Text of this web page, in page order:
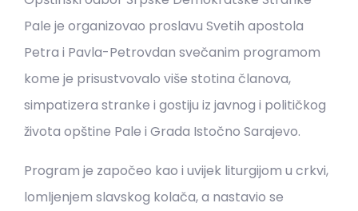
Pale je organizovao proslavu Svetih apostola
Petra i Pavla-Petrovdan svečanim programom
kome je prisustvovalo više stotina članova,
simpatizera stranke i gostiju iz javnog i političkog
života opštine Pale i Grada Istočno Sarajevo.
Program je započeo kao i uvijek liturgijom u crkvi,
lomljenjem slavskog kolača, a nastavio se